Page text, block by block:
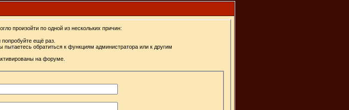
произойти по одной из нескольких причин:
ещё раз.
обратиться к функциям администратора или к другим
на форуме.